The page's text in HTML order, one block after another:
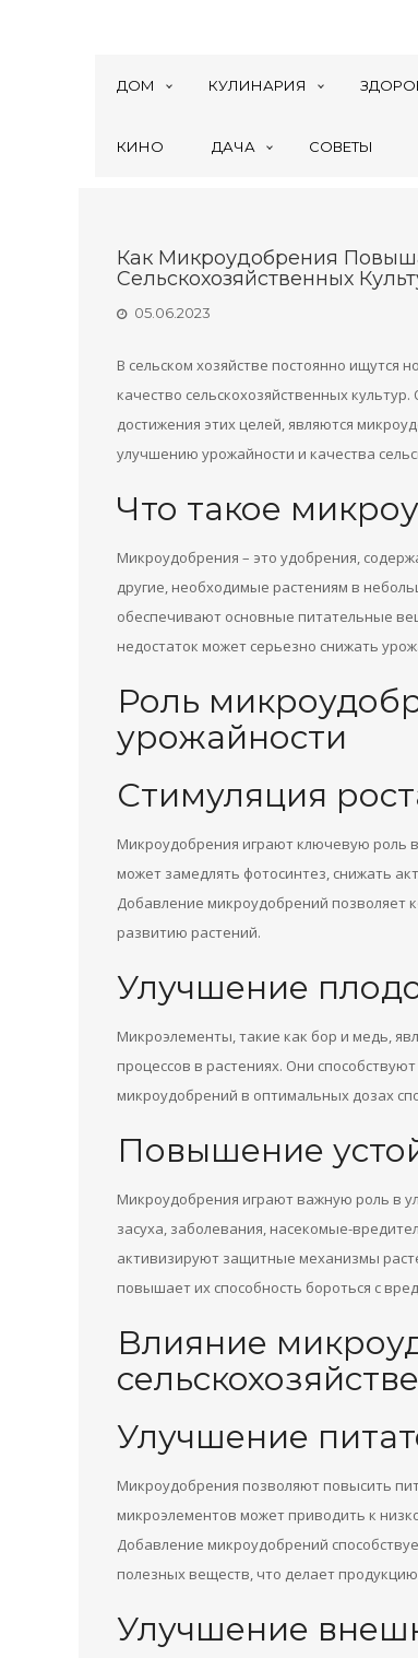
ДОМ КУЛИНАРИЯ
КИНО ДАЧА СОВЕТЫ
Как Микроудобрения
Сельскохозяйственных
05.06.2023
В сельском хозяйстве постоянно ищутся
качество сельскохозяйственных
достижения этих целей, являются
улучшению урожайности и качества
Что такое
Микроудобрения – это удобрения,
другие, необходимые растениям в
обеспечивают основные питательные
недостаток может серьезно снижать
Роль
урожайности
Стимуляция
Микроудобрения играют ключевую роль
может замедлять фотосинтез, снижать
Добавление микроудобрений позволяет
развитию растений.
Улучшение
Микроэлементы, такие как бор и медь,
процессов в растениях. Они
микроудобрений в оптимальных дозах
Повышение
Микроудобрения играют важную роль в
засуха, заболевания, насекомые-
активизируют защитные механизмы
повышает их способность бороться с
Влияние
Улучшение
Микроудобрения позволяют повысить
микроэлементов может приводить к
Добавление микроудобрений
полезных веществ, что делает
Улучшение